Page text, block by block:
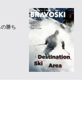
勝ち